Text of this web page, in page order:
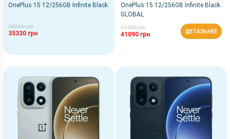
OnePlus 15 12/256GB Infinite Black
38860 грн
35330 грн
OnePlus 15 12/256GB Infinite Black
GLOBAL
45190 грн
41090 грн ДЕТАЛЬНЕЕ